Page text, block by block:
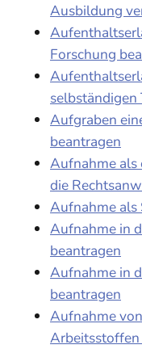
Ausbildung
Forschung
Aufgraben
beantragen
Aufnahme als
die
Aufnahme als
Aufnahme in
beantragen
Aufnahme in
beantragen
Aufnahme
Arbeitsstoffen